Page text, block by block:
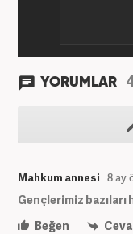
YORUMLAR
Mahkum annesi 8 ay
Gençlerimiz
Beğen